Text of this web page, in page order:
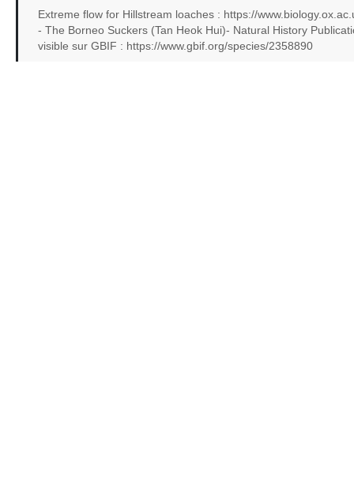
Extreme flow for Hillstream loaches : https://
- The Borneo Suckers (Tan Heok Hui)- Natural History
visible sur GBIF : https://www.gbif.org/species/2358890